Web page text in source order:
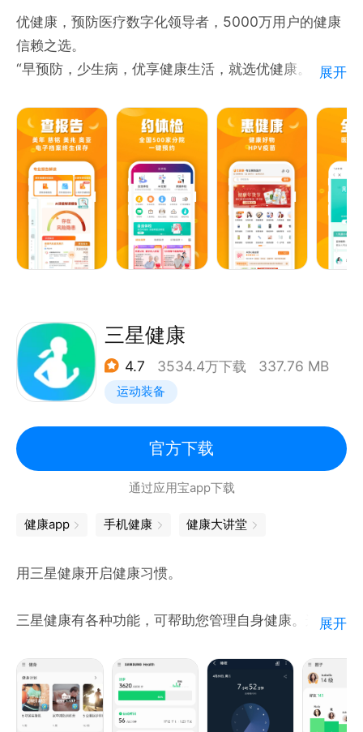
适合身材管理、运动健身期的控卡全餐、零食速食、智
能硬件，薄荷自有品牌，一站安心购买
【免责声明】
薄荷健康App不涉及任何医疗手段及诊疗目的。
优健康，预防医疗数字化领导者，5000万用户的健康
信赖之选。
“早预防，少生病，优享健康生活，就选优健康。”
优健康主要功能：
[ 买体检 ]
1、 体检超市：套餐丰富，覆盖全国，美年大健康、慈
铭和美兆品牌任选。
2、 自选体检：检项任意搭配，定制属于自己的体检。
3、 折扣专区：大额抵扣券领取，节日体检折扣。
[ 查报告 ]
2、 历史对比：历年报告数据对比，健康趋势一目了
然。
3、 深度解读：AI深度解读及改善建议，全景化的疾病
风险排查。
1、 三师共管：医师、健康管理师、营养师三对一管
理，定制化方案。
2、 慢病管理：血糖、血压、尿酸、体重、肝病等专病
管理，逐一击破短板。
=============请联系我们=============
微信公众号：优健康
我们深知产品还有很多不完善的地方，您有任何槽点或
建议，欢迎联系我们进行吐槽狂喷。
展开
三星健康
4.7 3534.4万下载 337.76 MB
运动装备
官方下载
通过应用宝app下载
健康app 手机健康 健康大讲堂
用三星健康开启健康习惯。
三星健康有各种功能，可帮助您管理自身健康。这款应
方式比以往任何时候都更容易、更简单。
[这是否是您第一次使用三星健康？]
*保持积极活跃保持动力，追踪和管理
展开